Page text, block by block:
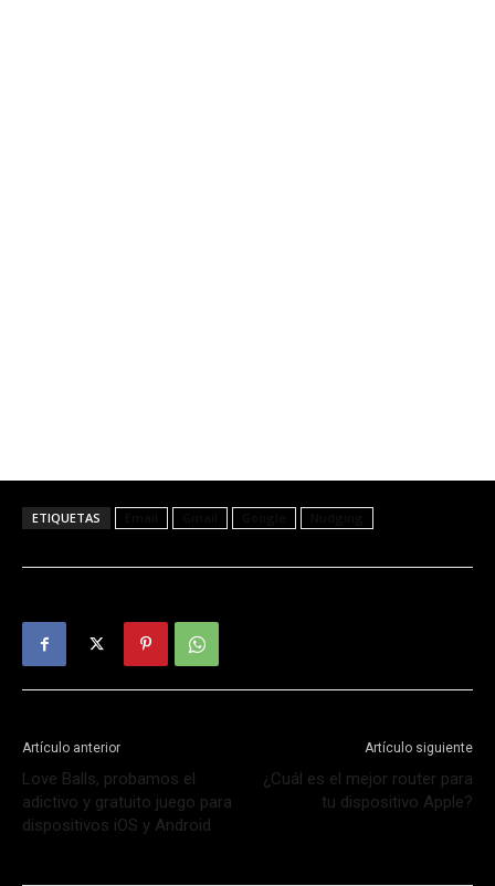
ETIQUETAS
Artículo anterior
Love Balls, probamos el
adictivo y gratuito juego para
dispositivos iOS y Android
Artículo siguiente
¿Cuál es el mejor router para
tu dispositivo Apple?